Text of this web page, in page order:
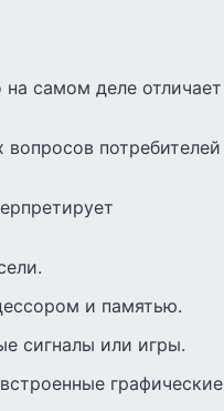
самом деле отличает
потребителей
и памятью.
сигналы или игры.
графические